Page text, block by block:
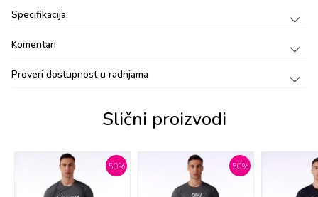
Specifikacija
Komentari
Proveri dostupnost u radnjama
Slični proizvodi
50% 50%